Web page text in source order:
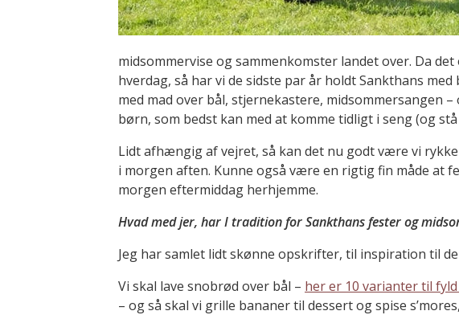
midsommervise og sammenkomster landet over. Da
hverdag, så har vi de sidste par år holdt Sankthans
med mad over bål, stjernekastere, midsommersangen
børn, som bedst kan med at komme tidligt i seng (og
Lidt afhængig af vejret, så kan det nu godt være vi
i morgen aften. Kunne også være en rigtig fin måde at
morgen eftermiddag herhjemme.
Hvad med jer, har I tradition for Sankthans fester og
Jeg har samlet lidt skønne opskrifter, til inspiration til
Vi skal lave snobrød over bål – her er 10 varianter til
– og så skal vi grille bananer til dessert og spise